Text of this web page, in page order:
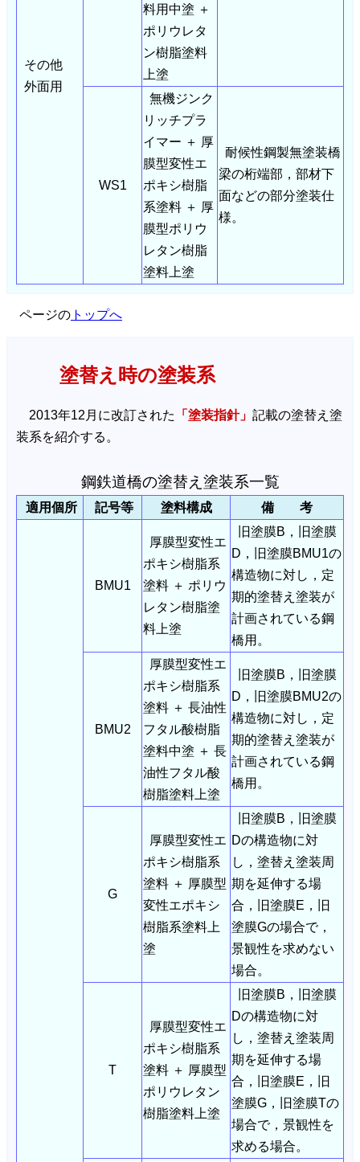
その他
外面用
料用中塗 ＋
ポリウレタ
ン樹脂塗料
上塗
WS1
無機ジンク
リッチプラ
イマー ＋ 厚
膜型変性エ
ポキシ樹脂
系塗料 ＋ 厚
膜型ポリウ
レタン樹脂
塗料上塗
耐候性鋼製無塗装橋
梁の桁端部，部材下
面などの部分塗装仕
様。
ページの トップへ
塗替え時の塗装系
2013年12月に改訂された 「塗装指針」 記載の塗替え塗
装系を紹介する。
鋼鉄道橋の塗替え塗装系一覧
適用個所 記号等 塗料構成 備 考
BMU1
厚膜型変性エ
ポキシ樹脂系
塗料 ＋ ポリウ
レタン樹脂塗
料上塗
旧塗膜B，旧塗膜
D，旧塗膜BMU1の
構造物に対し，定
期的塗替え塗装が
計画されている鋼
橋用。
BMU2
厚膜型変性エ
ポキシ樹脂系
塗料 ＋ 長油性
フタル酸樹脂
塗料中塗 ＋ 長
油性フタル酸
樹脂塗料上塗
旧塗膜B，旧塗膜
D，旧塗膜BMU2の
構造物に対し，定
期的塗替え塗装が
計画されている鋼
橋用。
G
厚膜型変性エ
ポキシ樹脂系
塗料 ＋ 厚膜型
変性エポキシ
樹脂系塗料上
塗
旧塗膜B，旧塗膜
Dの構造物に対
し，塗替え塗装周
期を延伸する場
合，旧塗膜E，旧
塗膜Gの場合で，
景観性を求めない
場合。
T
厚膜型変性エ
ポキシ樹脂系
塗料 ＋ 厚膜型
ポリウレタン
樹脂塗料上塗
旧塗膜B，旧塗膜
Dの構造物に対
し，塗替え塗装周
期を延伸する場
合，旧塗膜E，旧
塗膜G，旧塗膜Tの
場合で，景観性を
求める場合。